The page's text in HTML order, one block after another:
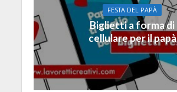
FESTA DEL PAPÀ
Biglietti a forma di
cellulare per il papà